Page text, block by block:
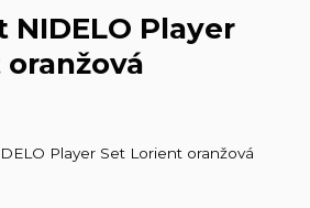
NIDELO Player